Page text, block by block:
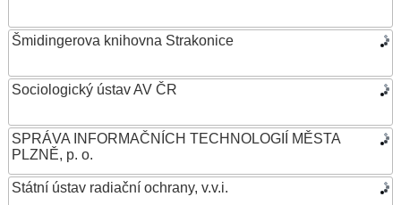
Šmidingerova knihovna Strakonice
Sociologický ústav AV ČR
SPRÁVA INFORMAČNÍCH TECHNOLOGIÍ MĚSTA
PLZNĚ, p. o.
Státní ústav radiační ochrany, v.v.i.